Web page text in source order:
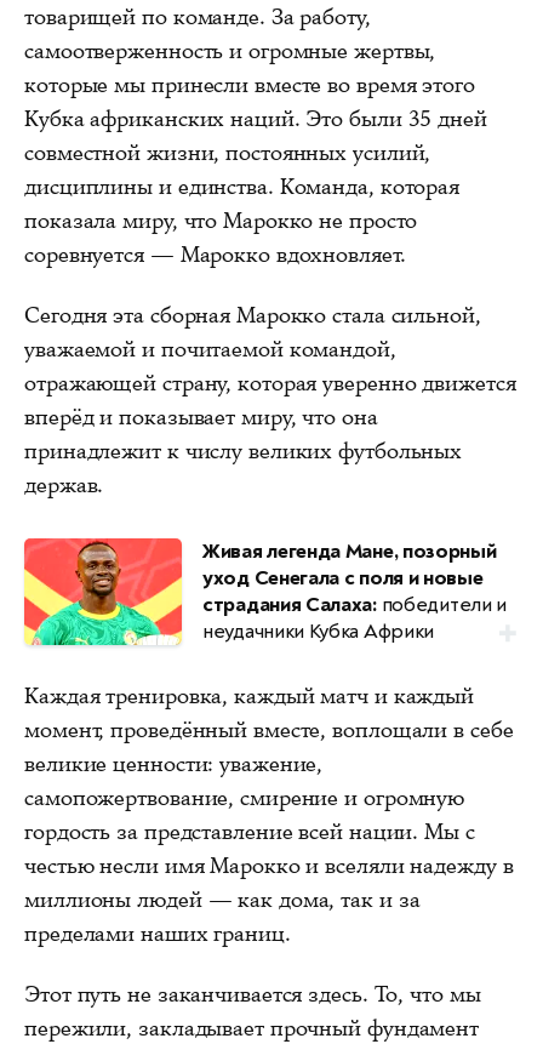
товарищей по команде. За работу,
самоотверженность и огромные жертвы,
которые мы принесли вместе во время этого
Кубка африканских наций. Это были 35 дней
совместной жизни, постоянных усилий,
дисциплины и единства. Команда, которая
показала миру, что Марокко не просто
соревнуется — Марокко вдохновляет.
Сегодня эта сборная Марокко стала сильной,
уважаемой и почитаемой командой,
отражающей страну, которая уверенно движется
вперёд и показывает миру, что она
принадлежит к числу великих футбольных
держав.
Живая легенда Мане, позорный
уход Сенегала с поля и новые
страдания Салаха:победители и
неудачники Кубка Африки
Каждая тренировка, каждый матч и каждый
момент, проведённый вместе, воплощали в себе
великие ценности: уважение,
самопожертвование, смирение и огромную
гордость за представление всей нации. Мы с
честью несли имя Марокко и вселяли надежду в
миллионы людей — как дома, так и за
пределами наших границ.
Этот путь не заканчивается здесь. То, что мы
пережили, закладывает прочный фундамент